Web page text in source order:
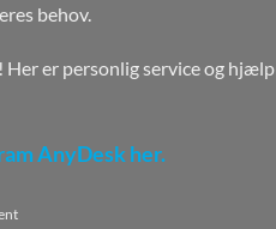
behov.
Her er personlig service og hjælp
AnyDesk her.